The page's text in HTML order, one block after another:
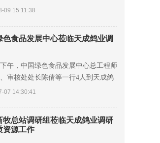
。省科技厅二级巡视员陈昊，中国工
09 15:11:38
色食品发展中心莅临天成鸽业调
午，中国绿色食品发展中心总工程师
审核处处长陈倩等一行4人到天成鸽
食品全程质量控制进行调研，河南省
07 14:30:41
牧总站调研组莅临天成鸽业调研
资源工作